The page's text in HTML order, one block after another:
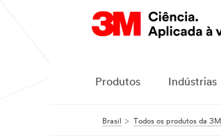
Produtos Indústrias
Brasil Todos os produtos da 3M